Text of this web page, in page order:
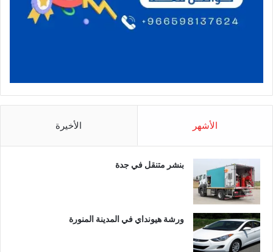
الأشهر الأخيرة
بنشر متنقل في جدة
ورشة هيونداي في المدينة المنورة